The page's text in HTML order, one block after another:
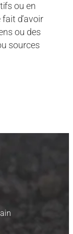
ou en
d’avoir
ou des
sources